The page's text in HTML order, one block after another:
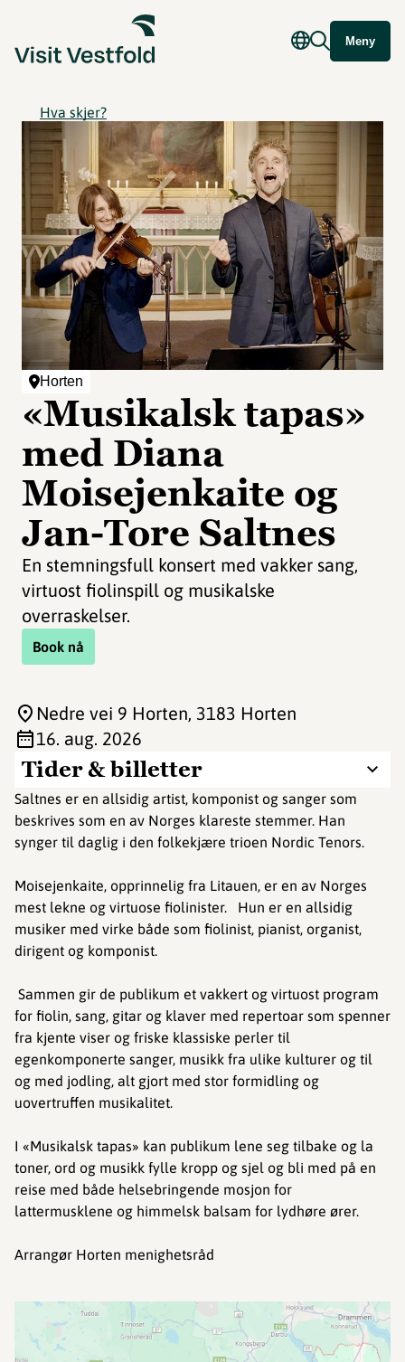
Meny
Hva skjer?
Horten
«Musikalsk tapas»
med Diana
Moisejenkaite og
Jan-Tore Saltnes
En stemningsfull konsert med vakker sang,
virtuost fiolinspill og musikalske
overraskelser.
Book nå
Tider & billetter
Saltnes er en allsidig artist, komponist og sanger som
beskrives som en av Norges klareste stemmer. Han
synger til daglig i den folkekjære trioen Nordic Tenors.
Moisejenkaite, opprinnelig fra Litauen, er en av Norges
mest lekne og virtuose fiolinister. Hun er en allsidig
musiker med virke både som fiolinist, pianist, organist,
dirigent og komponist.
Sammen gir de publikum et vakkert og virtuost program
for fiolin, sang, gitar og klaver med repertoar som spenner
fra kjente viser og friske klassiske perler til
egenkomponerte sanger, musikk fra ulike kulturer og til
og med jodling, alt gjort med stor formidling og
uovertruffen musikalitet.
I «Musikalsk tapas» kan publikum lene seg tilbake og la
toner, ord og musikk fylle kropp og sjel og bli med på en
reise med både helsebringende mosjon for
lattermusklene og himmelsk balsam for lydhøre ører.
Arrangør Horten menighetsråd
Nedre vei 9 Horten, 3183 Horten
16. aug. 2026